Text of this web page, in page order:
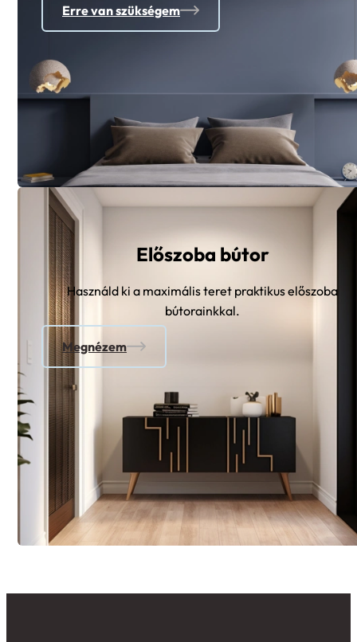
Erre van szükségem
Előszoba bútor
Használd ki a maximális teret praktikus előszoba
bútorainkkal.
Megnézem